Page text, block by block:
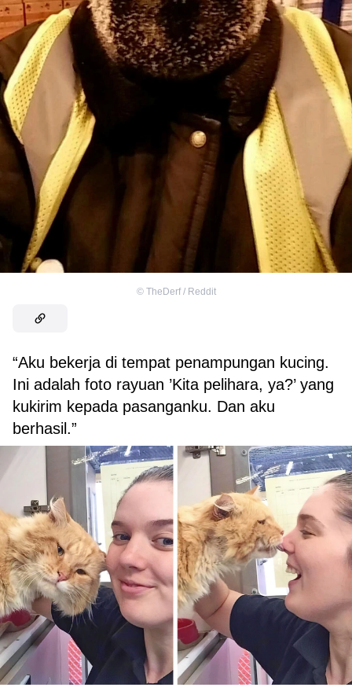
© TheDerf / Reddit
“Aku bekerja di tempat penampungan kucing.
Ini adalah foto rayuan ’Kita pelihara, ya?’ yang
kukirim kepada pasanganku. Dan aku
berhasil.”